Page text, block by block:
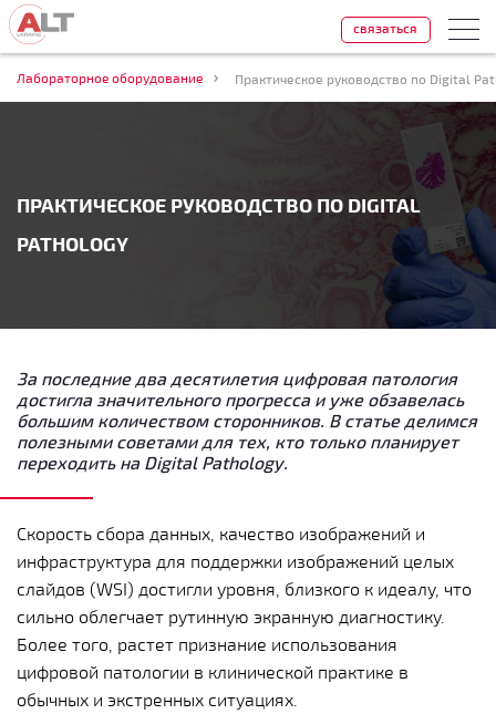
Лабораторное оборудование Практическое руководство по Digital
ПРАКТИЧЕСКОЕ РУКОВОДСТВО ПО DIGITAL
PATHOLOGY
связаться
За последние два десятилетия цифровая патология
достигла значительного прогресса и уже обзавелась
большим количеством сторонников. В статье делимся
полезными советами для тех, кто только планирует
переходить на Digital Pathology.
Скорость сбора данных, качество изображений и
инфраструктура для поддержки изображений целых
слайдов (WSI) достигли уровня, близкого к идеалу, что
сильно облегчает рутинную экранную диагностику.
Более того, растет признание использования
цифровой патологии в клинической практике в
обычных и экстренных ситуациях.